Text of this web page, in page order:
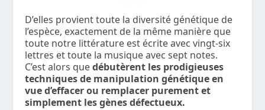
D’elles provient toute la diversité génétique de
l’espèce, exactement de la même manière que
toute notre littérature est écrite avec vingt-six
lettres et toute la musique avec sept notes.
C’est alors quedébutèrent les prodigieuses
techniques de manipulation génétique en
vue d’effacer ou remplacer purement et
simplement les gènes défectueux.